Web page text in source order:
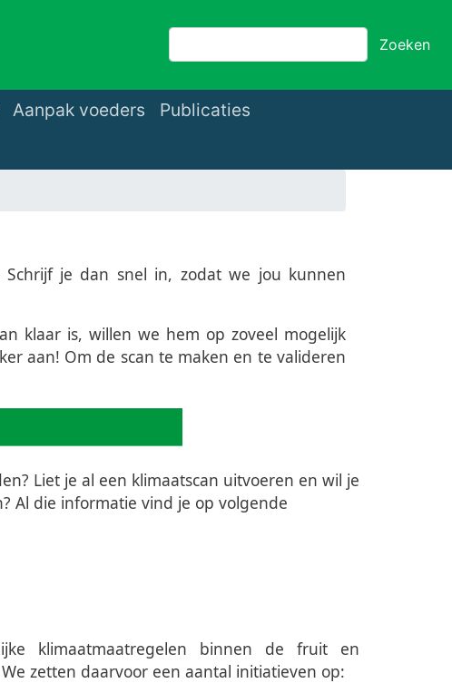
Zoeken
Zoeken
Aanpak voeders
Publicaties
je dan snel in, zodat we jou kunnen
klaar is, willen we hem op zoveel mogelijk
aan! Om de scan te maken en te valideren
Liet je al een klimaatscan uitvoeren en wil je
Al die informatie vind je op volgende
klimaatmaatregelen binnen de fruit en
zetten daarvoor een aantal initiatieven op: